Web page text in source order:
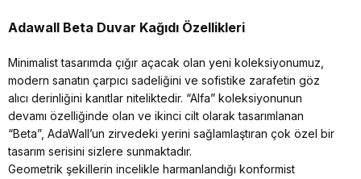
Adawall Beta Duvar Kağıdı Özellikleri
Minimalist tasarımda çığır açacak olan yeni koleksiyonumuz,
modern sanatın çarpıcı sadeliğini ve sofistike zarafetin göz
alıcı derinliğini kanıtlar niteliktedir. “Alfa” koleksiyonunun
devamı özelliğinde olan ve ikinci cilt olarak tasarımlanan
“Beta”, AdaWall’un zirvedeki yerini sağlamlaştıran çok özel bir
tasarım serisini sizlere sunmaktadır.
Geometrik şekillerin incelikle harmanlandığı konformist